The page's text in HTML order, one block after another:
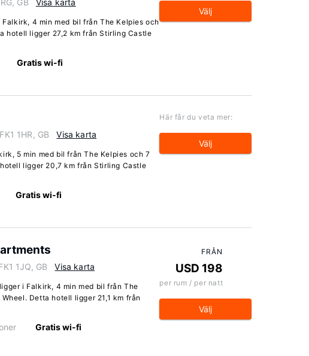
GB Visa karta
4 min med bil från The Kelpies och
hotell ligger 27,2 km från Stirling Castle
Gratis wi-fi
Välj
1HR, GB Visa karta
5 min med bil från The Kelpies och 7
ligger 20,7 km från Stirling Castle
Gratis wi-fi
Här får du veta mer:
Välj
1JQ, GB Visa karta
i Falkirk, 4 min med bil från The
Detta hotell ligger 21,1 km från
Gratis wi-fi
FRÅN
USD 198
per rum / per natt
Välj